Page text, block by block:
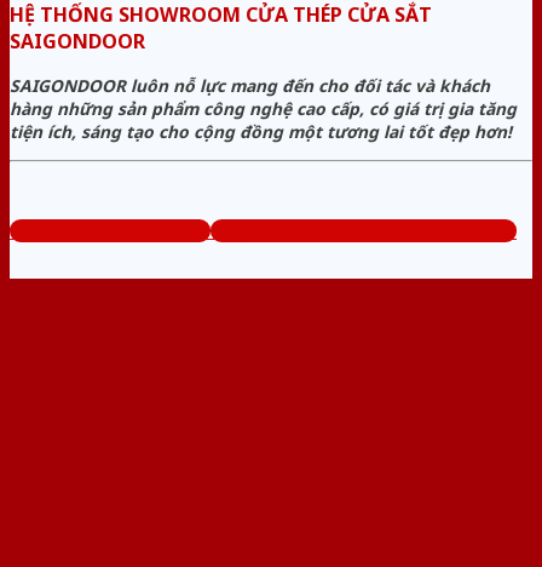
HỆ THỐNG SHOWROOM CỬA THÉP CỬA SẮT
SAIGONDOOR
SAIGONDOOR luôn nỗ lực mang đến cho đối tác và khách
hàng những sản phẩm công nghệ cao cấp, có giá trị gia tăng
tiện ích, sáng tạo cho cộng đồng một tương lai tốt đẹp hơn!
www.cuathepcuasat.com Tổng đài tư vấn miễn phí: 0824.400.400